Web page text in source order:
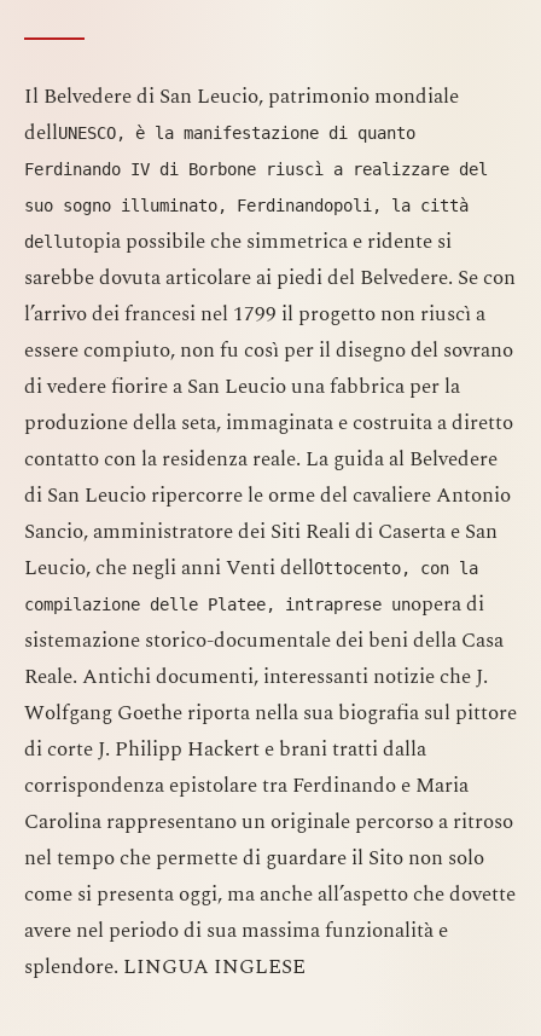
Il Belvedere di San Leucio, patrimonio mondiale
dellUNESCO, è la manifestazione di quanto
Ferdinando IV di Borbone riuscì a realizzare del
suo sogno illuminato, Ferdinandopoli, la città
dellutopia possibile che simmetrica e ridente si
sarebbe dovuta articolare ai piedi del Belvedere. Se con
l’arrivo dei francesi nel 1799 il progetto non riuscì a
essere compiuto, non fu così per il disegno del sovrano
di vedere fiorire a San Leucio una fabbrica per la
produzione della seta, immaginata e costruita a diretto
contatto con la residenza reale. La guida al Belvedere
di San Leucio ripercorre le orme del cavaliere Antonio
Sancio, amministratore dei Siti Reali di Caserta e San
Leucio, che negli anni Venti dellOttocento, con la
compilazione delle Platee, intraprese unopera di
sistemazione storico-documentale dei beni della Casa
Reale. Antichi documenti, interessanti notizie che J.
Wolfgang Goethe riporta nella sua biografia sul pittore
di corte J. Philipp Hackert e brani tratti dalla
corrispondenza epistolare tra Ferdinando e Maria
Carolina rappresentano un originale percorso a ritroso
nel tempo che permette di guardare il Sito non solo
come si presenta oggi, ma anche all’aspetto che dovette
avere nel periodo di sua massima funzionalità e
splendore. LINGUA INGLESE